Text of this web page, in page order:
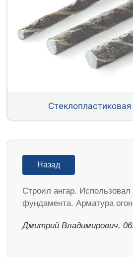
Назад
Строил ангар. Использовал
фундамента. Арматура
Дмитрий Владимирович,